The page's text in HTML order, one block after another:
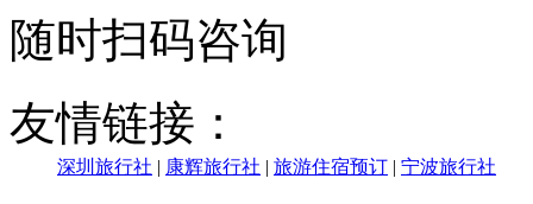
随时扫码咨询
友情链接：
深圳旅行社 | 康辉旅行社 | 旅游住宿预订 | 宁波旅行社